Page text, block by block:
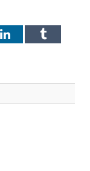
LinkedInTumblr